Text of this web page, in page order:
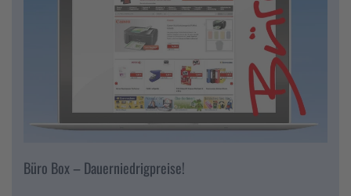
Büro Box – Dauerniedrigpreise!